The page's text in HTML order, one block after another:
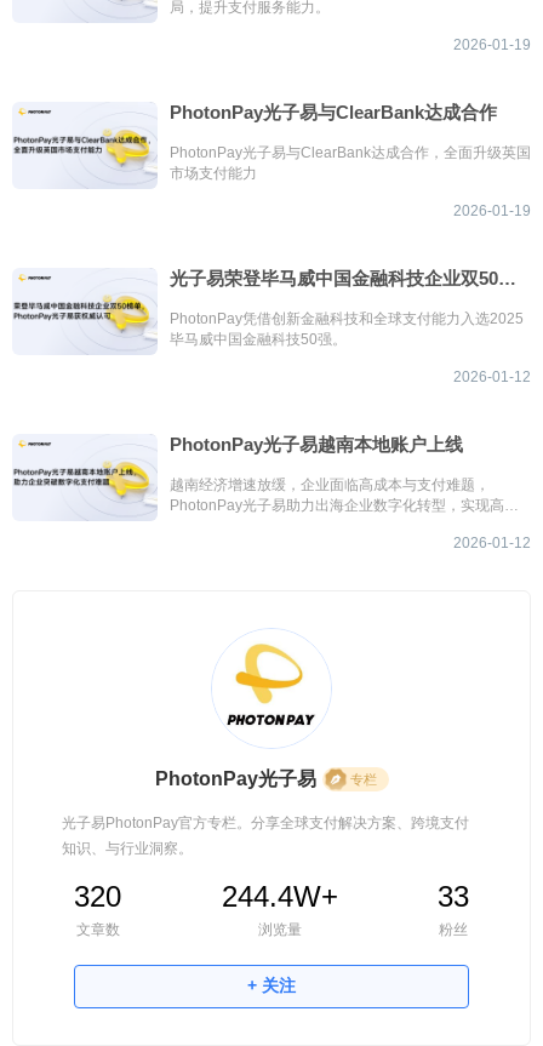
局，提升支付服务能力。
2026-01-19
PhotonPay光子易与ClearBank达成合作
PhotonPay光子易与ClearBank达成合作，全面升级英国
市场支付能力
2026-01-19
光子易荣登毕马威中国金融科技企业双50榜单
PhotonPay凭借创新金融科技和全球支付能力入选2025
毕马威中国金融科技50强。
2026-01-12
PhotonPay光子易越南本地账户上线
越南经济增速放缓，企业面临高成本与支付难题，
PhotonPay光子易助力出海企业数字化转型，实现高效
2026-01-12
PhotonPay光子易 专栏
光子易PhotonPay官方专栏。分享全球支付解决方案、跨境支付
知识、与行业洞察。
320
文章数
244.4W+
浏览量
33
粉丝
+ 关注